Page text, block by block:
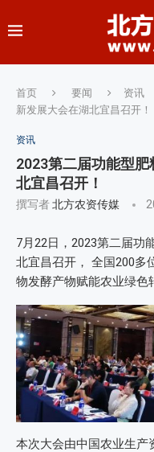
首页 要闻 资讯
新发展大会在湖北宜昌召开！
资讯
2023第二届功能型
北宜昌召开！
撰写者北方农资传媒
7月22日，2023第二届功
北宜昌召开， 全国200多
物发酵产物赋能农业绿色
本次大会由中国农业生产